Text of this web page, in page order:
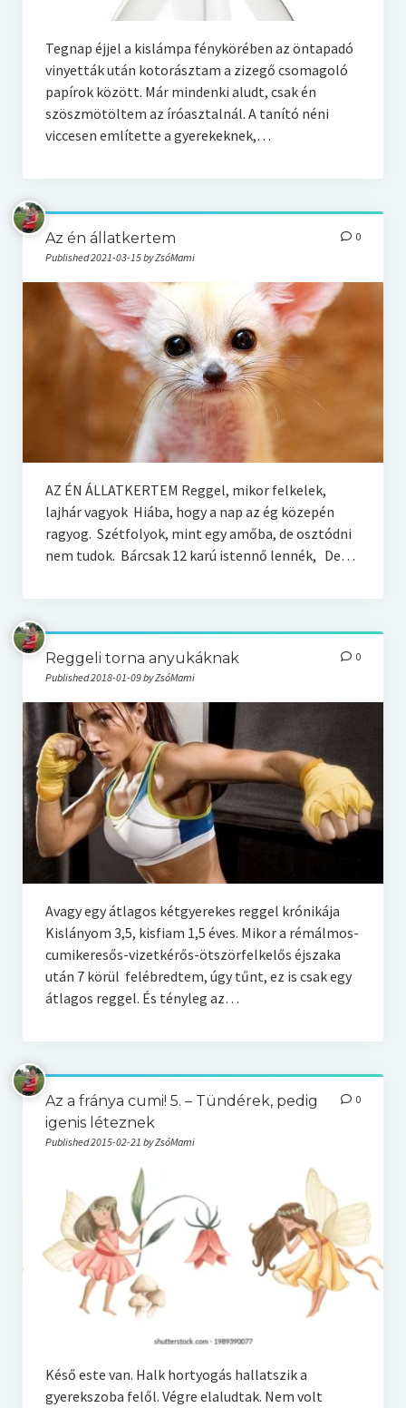
Tegnap éjjel a kislámpa fénykörében az öntapadó
vinyetták után kotorásztam a zizegő csomagoló
papírok között. Már mindenki aludt, csak én
szöszmötöltem az íróasztalnál. A tanító néni
viccesen említette a gyerekeknek,…
Az én állatkertem
Published 2021-03-15 by ZsóMami
0
AZ ÉN ÁLLATKERTEM Reggel, mikor felkelek,
lajhár vagyok Hiába, hogy a nap az ég közepén
ragyog. Szétfolyok, mint egy amőba, de osztódni
nem tudok. Bárcsak 12 karú istennő lennék, De…
Reggeli torna anyukáknak
Published 2018-01-09 by ZsóMami
0
Avagy egy átlagos kétgyerekes reggel krónikája
Kislányom 3,5, kisfiam 1,5 éves. Mikor a rémálmos-
cumikeresős-vizetkérős-ötszörfelkelős éjszaka
után 7 körül felébredtem, úgy tűnt, ez is csak egy
átlagos reggel. És tényleg az…
Az a fránya cumi! 5. – Tündérek, pedig
igenis léteznek
Published 2015-02-21 by ZsóMami
0
Késő este van. Halk hortyogás hallatszik a
gyerekszoba felől. Végre elaludtak. Nem volt